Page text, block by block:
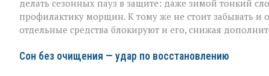
делать сезонных пауз в защите: даже зимой тонкий
профилактику морщин. К тому же не стоит забывать и
отдельные средства блокируют и его, снижая
Сон без очищения — удар по восстановлению